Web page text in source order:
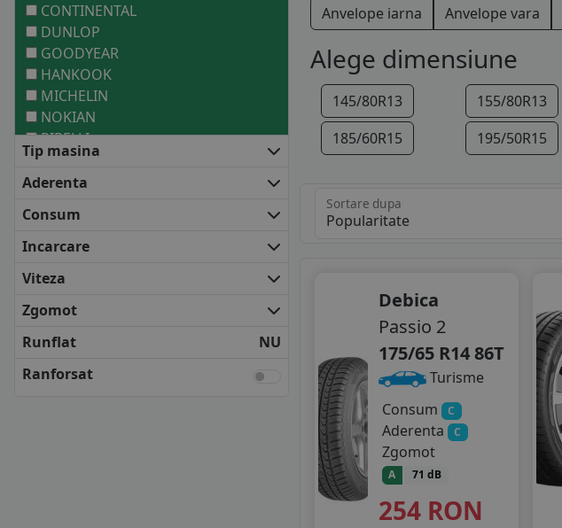
CONTINENTAL
DUNLOP
GOODYEAR
HANKOOK
MICHELIN
NOKIAN
PIRELLI
ANVELOPE MEDII
BARUM
COOPER
DEBICA
FIRESTONE
FULDA
KUMHO
MATADOR
Tip masina
Aderenta
Consum
Incarcare
Viteza
Zgomot
Runflat
NU
Ranforsat
Anvelope iarna Anvelope vara
Alege dimensiune
145/80R13 155/80R13
185/60R15
195/50R15
Sortare dupa
Debica
Passio 2
175/65 R14 86T
Turisme
Consum
C
Aderenta C
Zgomot
A 71 dB
254 RON